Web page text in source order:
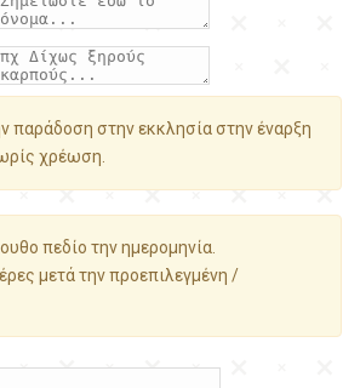
παράδοση στην εκκλησία στην έναρξη
χρέωση.
πεδίο την ημερομηνία.
μετά την προεπιλεγμένη /